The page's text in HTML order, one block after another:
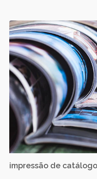
impressão de